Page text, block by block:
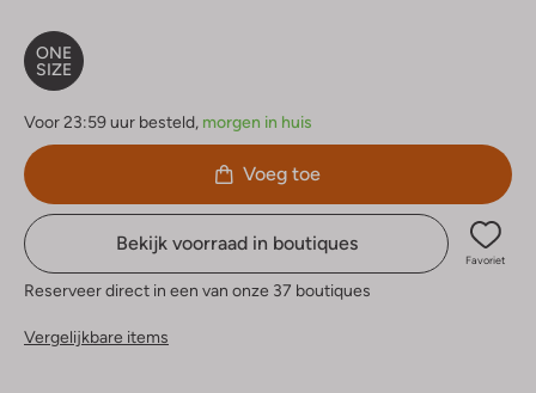
ONE
SIZE
Voor 23:59 uur besteld, morgen in huis
Voeg toe
Bekijk voorraad in boutiques
Favoriet
Reserveer direct in een van onze 37 boutiques
Vergelijkbare items